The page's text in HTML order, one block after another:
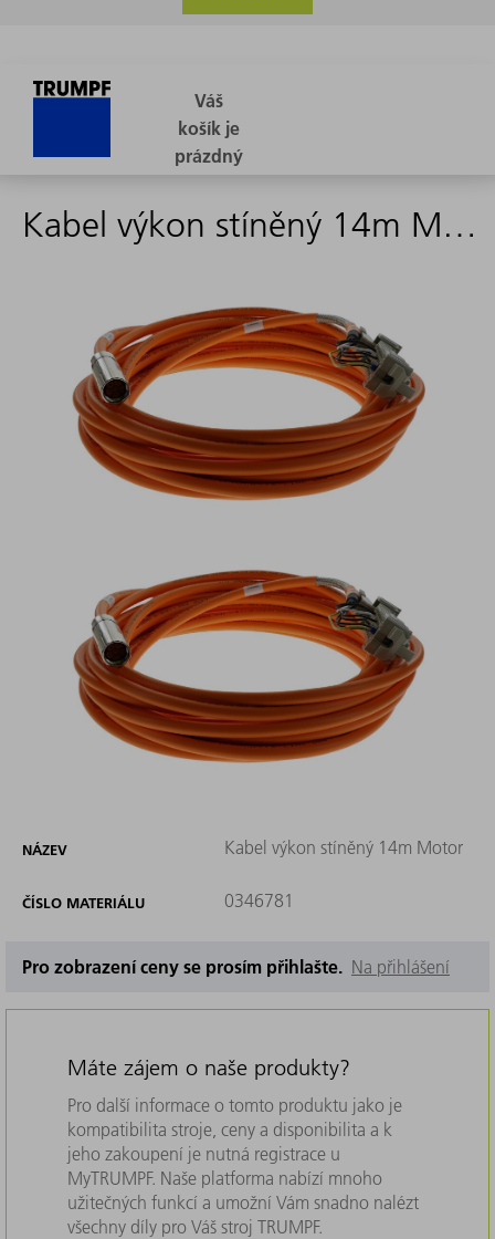
Kabel výkon stíněný 14m Motor
NÁZEV Kabel výkon stíněný 14m Motor
ČÍSLO MATERIÁLU 0346781
Pro zobrazení ceny se prosím přihlašte. Na přihlášení
Máte zájem o naše produkty?
Pro další informace o tomto produktu jako je
kompatibilita stroje, ceny a disponibilita a k
jeho zakoupení je nutná registrace u
MyTRUMPF. Naše platforma nabízí mnoho
užitečných funkcí a umožní Vám snadno nalézt
všechny díly pro Váš stroj TRUMPF.